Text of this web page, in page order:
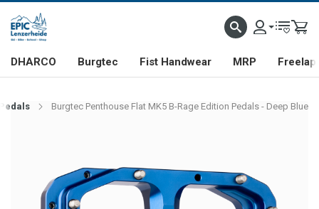
DHARCO Burgtec Fist Handwear MRP Freelap
Burgtec Penthouse Flat MK5 B-Rage Edition Pedals - Deep Blue